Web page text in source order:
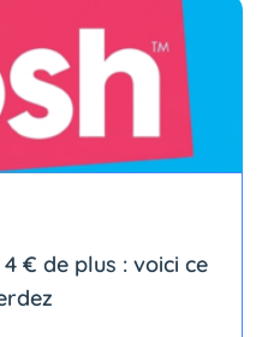
€ de plus : voici ce